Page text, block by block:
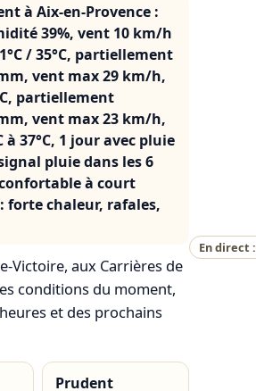
à Aix-en-Provence :
39%, vent 10 km/h
/ 35°C, partiellement
vent max 29 km/h,
partiellement
vent max 23 km/h,
37°C, 1 jour avec pluie
pluie dans les 6
à court
forte chaleur, rafales,
Victoire, aux Carrières de
conditions du moment,
et des prochains
Prudent
En direct :